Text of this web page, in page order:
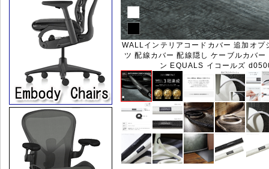
WALLインテリアコードカバー 追加オプ
ツ 配線カバー 配線隠し ケーブルカバ
ン EQUALS イコールズ